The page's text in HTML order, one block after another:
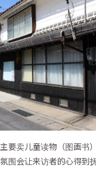
要卖儿童读物（图画书
围会让来访者的心得到